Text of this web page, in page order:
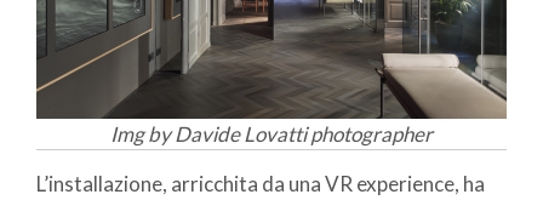
Img by Davide Lovatti photographer
L’installazione, arricchita da una VR experience, ha